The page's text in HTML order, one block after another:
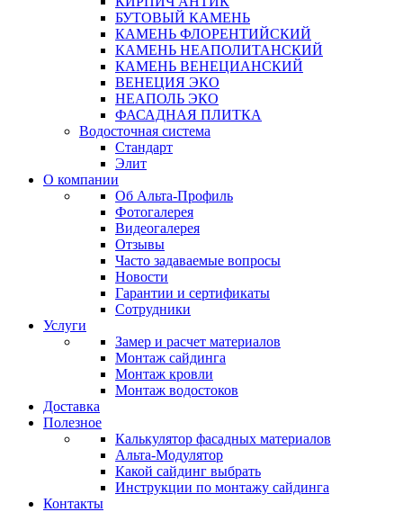
БУТОВЫЙ КАМЕНЬ
КАМЕНЬ ФЛОРЕНТИЙСКИЙ
КАМЕНЬ НЕАПОЛИТАНСКИЙ
КАМЕНЬ ВЕНЕЦИАНСКИЙ
ВЕНЕЦИЯ ЭКО
НЕАПОЛЬ ЭКО
ФАСАДНАЯ ПЛИТКА
Водосточная система
Стандарт
Элит
О компании
Об Альта-Профиль
Фотогалерея
Видеогалерея
Отзывы
Часто задаваемые вопросы
Новости
Гарантии и сертификаты
Сотрудники
Услуги
Замер и расчет материалов
Монтаж сайдинга
Монтаж кровли
Монтаж водостоков
Доставка
Полезное
Калькулятор фасадных материалов
Альта-Модулятор
Какой сайдинг выбрать
Инструкции по монтажу сайдинга
Контакты